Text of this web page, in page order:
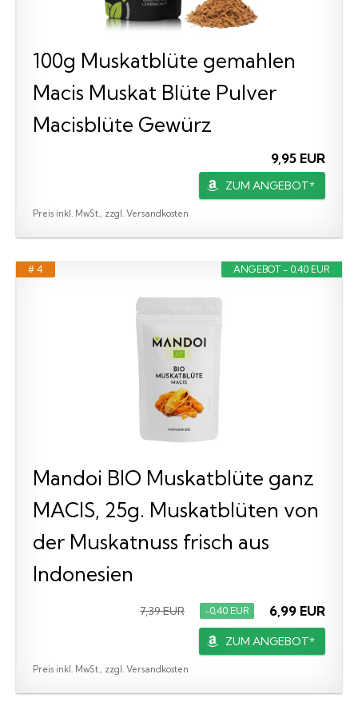
100g Muskatblüte gemahlen
Macis Muskat Blüte Pulver
Macisblüte Gewürz
9,95 EUR
ZUM ANGEBOT*
Preis inkl. MwSt., zzgl. Versandkosten
ANGEBOT - 0,40 EUR
# 4
Mandoi BIO Muskatblüte ganz
MACIS, 25g. Muskatblüten von
der Muskatnuss frisch aus
Indonesien
7,39 EUR −0,40 EUR 6,99 EUR
ZUM ANGEBOT*
Preis inkl. MwSt., zzgl. Versandkosten